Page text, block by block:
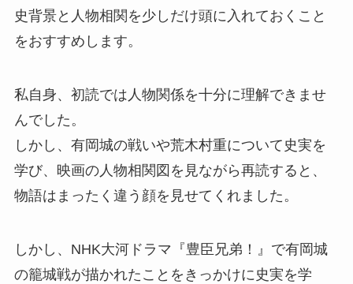
史背景と人物相関を少しだけ頭に入れておくこと
をおすすめします。
私自身、初読では人物関係を十分に理解できませ
んでした。
しかし、有岡城の戦いや荒木村重について史実を
学び、映画の人物相関図を見ながら再読すると、
物語はまったく違う顔を見せてくれました。
しかし、NHK大河ドラマ『豊臣兄弟！』で有岡城
の籠城戦が描かれたことをきっかけに史実を学